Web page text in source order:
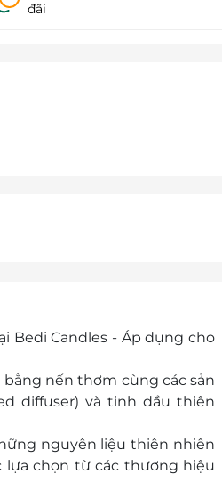
đãi
Bedi Candles - Áp dụng cho
nến thơm cùng các sản
diffuser) và tinh dầu thiên
nguyên liệu thiên nhiên
chọn từ các thương hiệu